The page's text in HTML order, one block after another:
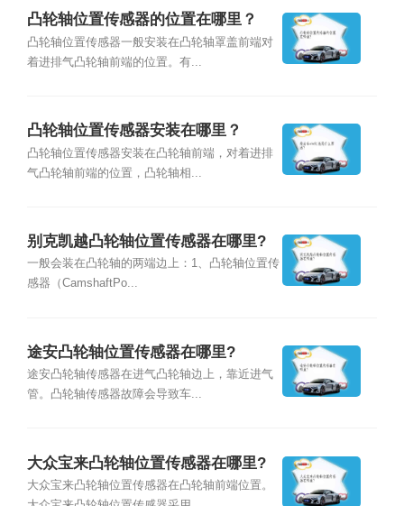
凸轮轴位置传感器的位置在哪里？
凸轮轴位置传感器一般安装在凸轮轴罩盖前端对
着进排气凸轮轴前端的位置。有...
凸轮轴位置传感器安装在哪里？
凸轮轴位置传感器安装在凸轮轴前端，对着进排
气凸轮轴前端的位置，凸轮轴相...
别克凯越凸轮轴位置传感器在哪里?
一般会装在凸轮轴的两端边上：1、凸轮轴位置传
感器（CamshaftPo...
途安凸轮轴位置传感器在哪里?
途安凸轮轴传感器在进气凸轮轴边上，靠近进气
管。凸轮轴传感器故障会导致车...
大众宝来凸轮轴位置传感器在哪里?
大众宝来凸轮轴位置传感器在凸轮轴前端位置。